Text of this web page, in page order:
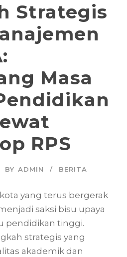
Strategis
Masa
RPS
BY ADMIN BERITA
yang terus bergerak
saksi bisu upaya
pendidikan tinggi.
strategis yang
akademik dan